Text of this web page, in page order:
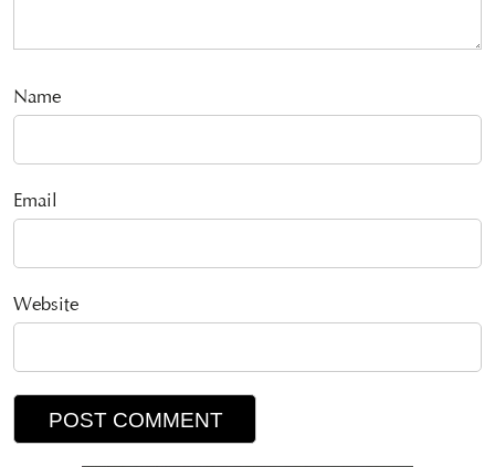
Name
Email
Website